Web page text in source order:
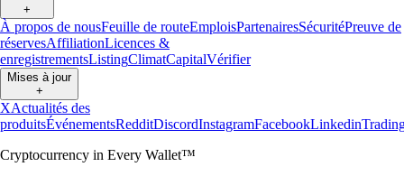
+
À propos de nousFeuille de routeEmploisPartenairesSécuritéPreuve de
réservesAffiliationLicences &
enregistrementsListingClimatCapitalVérifier
Mises à jour
+
XActualités des
produitsÉvénementsRedditDiscordInstagramFacebookLinkedin
Cryptocurrency in Every Wallet™